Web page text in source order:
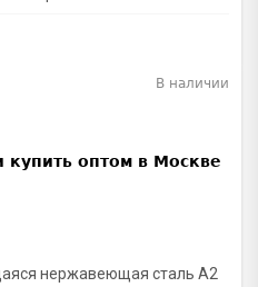
нержавеющая сталь A2
В наличии